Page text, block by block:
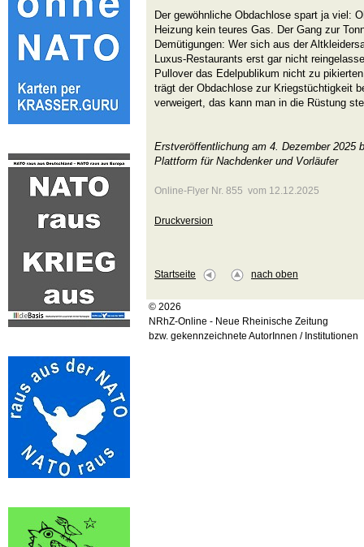
Der gewöhnliche Obdachlose spart ja viel:
Heizung kein teures Gas. Der Gang zur
Demütigungen: Wer sich aus der
Luxus-Restaurants erst gar nicht
Pullover das Edelpublikum nicht zu
trägt der Obdachlose zur Kriegstüchtigkeit
verweigert, das kann man in die Rüstung
Erstveröffentlichung am 4. Dezember 2025
Plattform für Nachdenker und Vorläufer
Online-Flyer Nr. 855 vom 12.12.2025
Druckversion
Startseite nach oben
© 2026
NRhZ-Online - Neue Rheinische Zeitung
bzw. gekennzeichnete AutorInnen / Institutionen